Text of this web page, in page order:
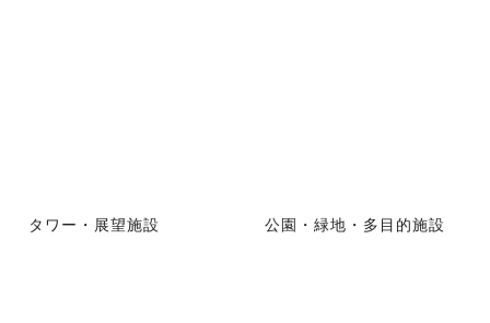
タワー・展望施設 公園・緑地・多目的施設